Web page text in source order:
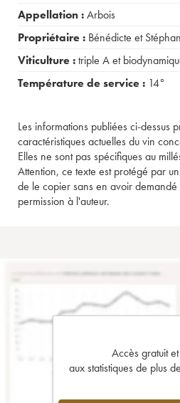
Appellation :Arbois
Propriétaire : Bénédicte et
Viticulture :triple A et
Température de service : 14°
Les informations publiées ci-dessus
caractéristiques actuelles du vin
Elles ne sont pas spécifiques au
Attention, ce texte est protégé par
de le copier sans en avoir
permission à l'auteur.
Accès gratuit
aux statistiques de plus